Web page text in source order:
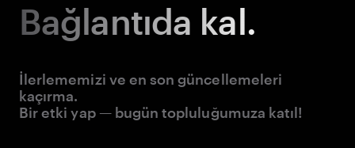
Bağlantıda kal.
İlerlememizi ve en son güncellemeleri
kaçırma.
Bir etki yap — bugün topluluğumuza katıl!